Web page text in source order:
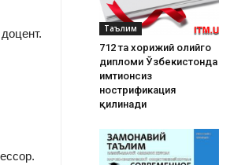
Таълим
712 та хорижий олийгоҳ
дипломи Ўзбекистонда
имтиҳонсиз
нострификация
қилинади